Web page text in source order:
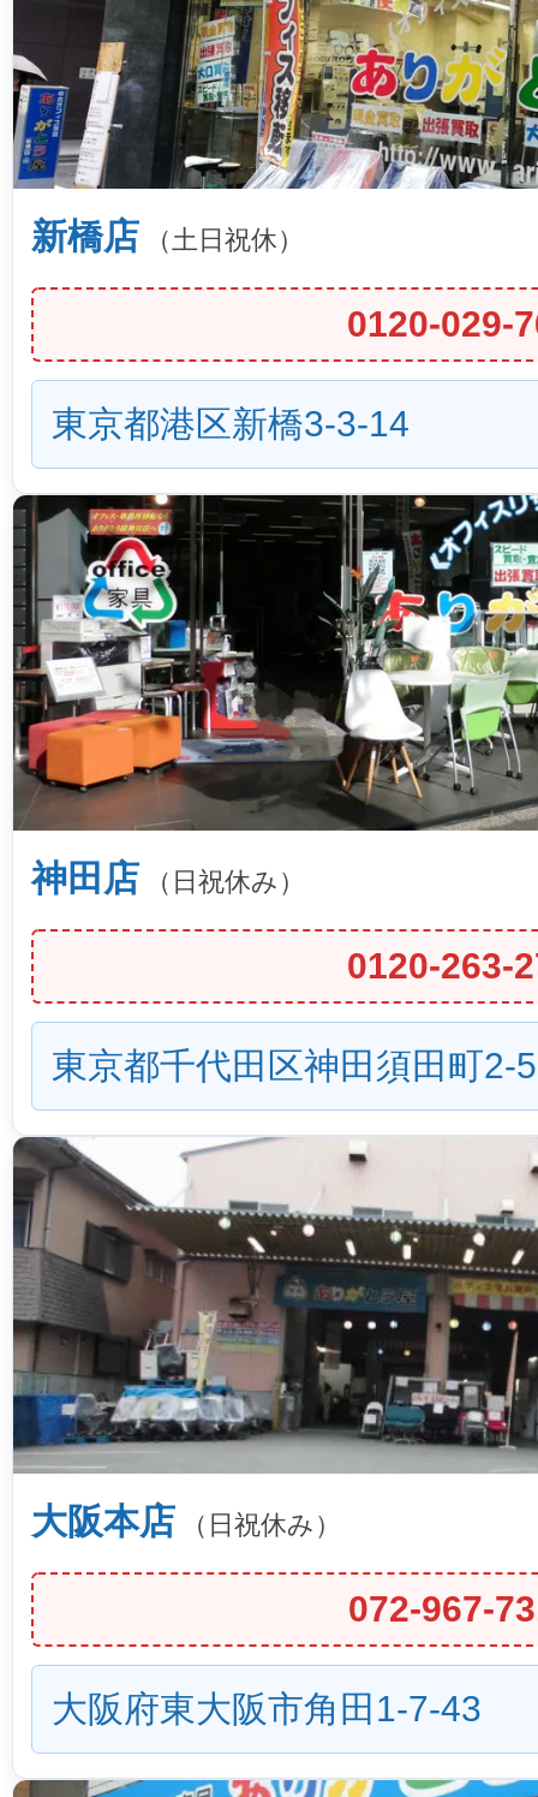
新橋店 （土日祝休）
0120-029-
東京都港区新橋3-3-14
神田店 （日祝休み）
0120-263-
東京都千代田区神田須田町2-
大阪本店 （日祝休み）
072-967-
大阪府東大阪市角田1-7-43